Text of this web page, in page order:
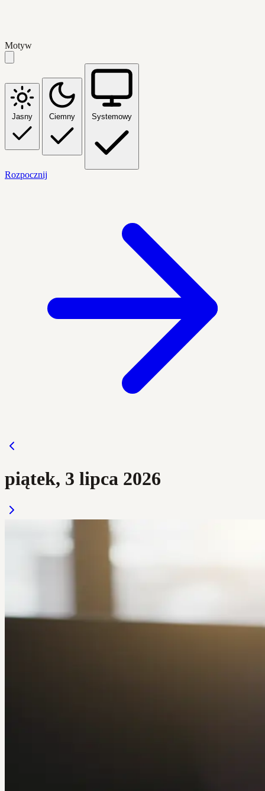
Motyw
Jasny Ciemny Systemowy
Rozpocznij
piątek, 3 lipca 2026